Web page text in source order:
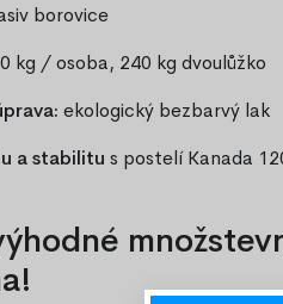
borovice
kg / osoba, 240 kg dvoulůžko
ekologický bezbarvý lak
a stabilitu s postelí Kanada